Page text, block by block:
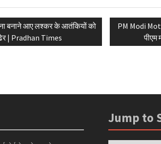
बनाने आए लश्कर के आतंकियों को
| Pradhan Times
Next
PM Modi
पीएम
Jump to